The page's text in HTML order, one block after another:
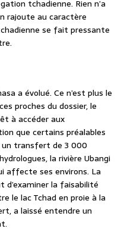
tchadienne. Rien n’a
rajoute au caractère
se fait pressante
a évolué. Ce n’est plus le
proches du dossier, le
à accéder aux
que certains préalables
un transfert de 3 000
la rivière Ubangi
affecte ses environs. La
d’examiner la faisabilité
le lac Tchad en proie à la
a laissé entendre un